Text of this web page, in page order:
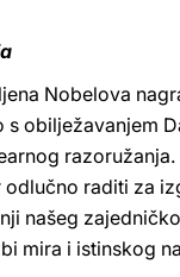
Nobelova
obilježavanjem
raditi za
našeg
mira i istinskog